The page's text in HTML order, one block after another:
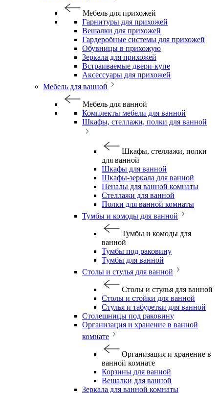
Мебель для прихожей
Гарнитуры для прихожей
Вешалки для прихожей
Гардеробные системы для прихожей
Обувницы в прихожую
Зеркала для прихожей
Встраиваемые двери-купе
Аксессуары для прихожей
Мебель для ванной
Мебель для ванной
Комплекты мебели для ванной
Шкафы, стеллажи, полки для ванной
Шкафы, стеллажи, полки
для ванной
Шкафы для ванной
Шкафы-зеркала для ванной
Пеналы для ванной комнаты
Стеллажи для ванной
Полки для ванной комнаты
Тумбы и комоды для ванной
Тумбы и комоды для
ванной
Тумбы под раковину
Тумбы для ванной
Столы и стулья для ванной
Столы и стулья для ванной
Столы и стойки для ванной
Стулья и табуретки для ванной
Столешницы под раковину
Организация и хранение в ванной
комнате
Организация и хранение в
ванной комнате
Корзины для ванной
Вешалки для ванной
Зеркала для ванной комнаты